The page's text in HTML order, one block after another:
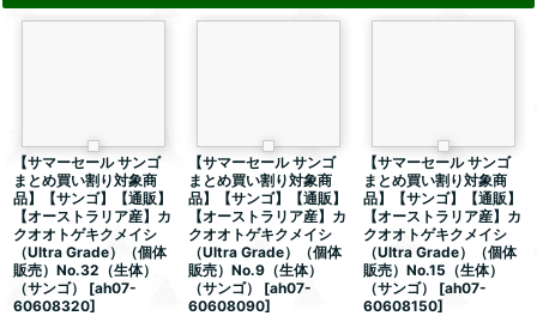
【サマーセール サンゴ
まとめ買い割り対象商
品】【サンゴ】【通販】
【オーストラリア産】カ
クオオトゲキクメイシ
（Ultra Grade）（個体
販売）No.32（生体）
（サンゴ）
[ah07-
60608320]
【サマーセール サンゴ
まとめ買い割り対象商
品】【サンゴ】【通販】
【オーストラリア産】カ
クオオトゲキクメイシ
（Ultra Grade）（個体
販売）No.9（生体）
（サンゴ）
[ah07-
60608090]
【サマーセール サンゴ
まとめ買い割り対象商
品】【サンゴ】【通販】
【オーストラリア産】カ
クオオトゲキクメイシ
（Ultra Grade）（個体
販売）No.15（生体）
（サンゴ）
[ah07-
60608150]